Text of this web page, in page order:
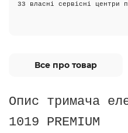
33 власні сервісні центри
Все про товар
Опис тримача
1019 PREMIUM